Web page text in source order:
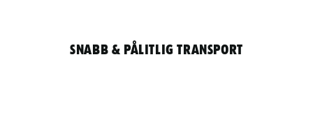
Snabb & pålitlig transport